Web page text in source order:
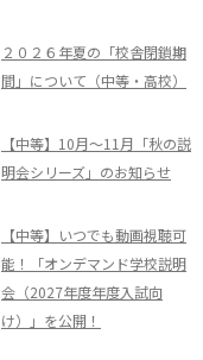
２０２６年夏の「校舎閉鎖期
間」について（中等・高校）
【中等】10月～11月「秋の説
明会シリーズ」のお知らせ
【中等】いつでも動画視聴可
能！「オンデマンド学校説明
会（2027年度年度入試向
け）」を公開！